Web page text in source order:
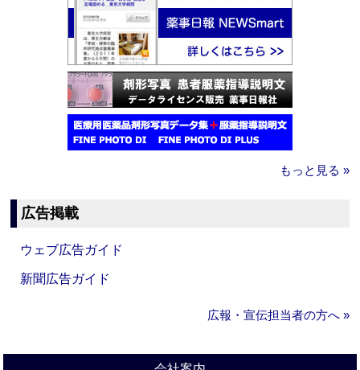
もっと見る »
広告掲載
ウェブ広告ガイド
新聞広告ガイド
広報・宣伝担当者の方へ »